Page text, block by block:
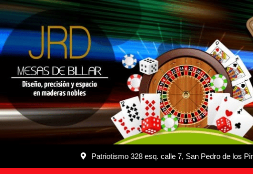
Patriotismo 328 esq. calle 7, San Pedro de los